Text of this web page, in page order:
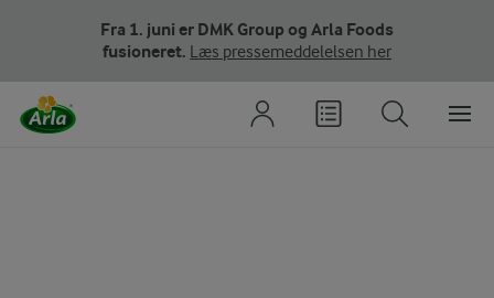
Fra 1. juni er DMK Group og Arla Foods
fusioneret. Læs pressemeddelelsen her